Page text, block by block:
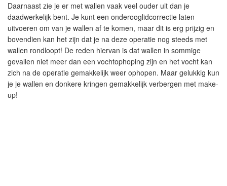
Daarnaast zie je er met wallen vaak veel ouder uit dan je
daadwerkelijk bent. Je kunt een onderooglidcorrectie laten
uitvoeren om van je wallen af te komen, maar dit is erg prijzig en
bovendien kan het zijn dat je na deze operatie nog steeds met
wallen rondloopt! De reden hiervan is dat wallen in sommige
gevallen niet meer dan een vochtophoping zijn en het vocht kan
zich na de operatie gemakkelijk weer ophopen. Maar gelukkig kun
je je wallen en donkere kringen gemakkelijk verbergen met make-
up!